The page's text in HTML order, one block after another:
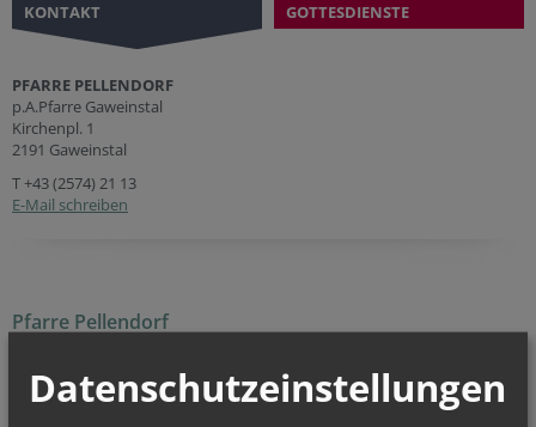
KONTAKT GOTTESDIENSTE
PFARRE PELLENDORF
p.A.Pfarre Gaweinstal
Kirchenpl. 1
2191 Gaweinstal
T+43 (2574) 21 13
E-Mail schreiben
Pfarre Pellendorf
verantwortlich ist Moderator P. Anton Erben OSB. In Pellendorf leben
549 Gläubige. Pfarrkirchen sind meist einem Heiligen geweiht, das so
genannte Patrozinium von Pellendorf ist: St. Katharina (1760).
Datenschutzeinstellungen